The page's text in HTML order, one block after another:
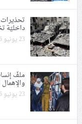
داخليّة
23 يونيو 2026
ملفّ
23 يونيو 2026